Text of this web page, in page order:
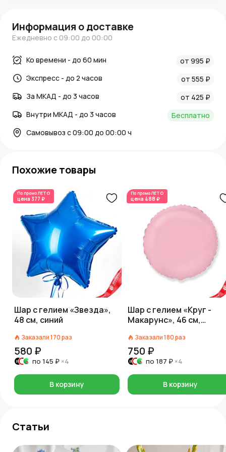
Информация о доставке
Ежедневно с 09:00 до 00:00
Ко времени - до 60 мин
от 995 ₽
Экспресс - до 2 часов
от 555 ₽
За МКАД - до 3 часов
от 425 ₽
Внутри МКАД - до 3 часов
Бесплатно
Самовывоз с 09:00 до 00:00 ч
Похожие товары
По промоЛЕТО
цена 377 ₽
Шар с гелием «Звезда»,
48 см, синий
Заказали170раз
580 ₽
по 145 ₽ ×4
В корзину
По промоЛЕТО
цена 488 ₽
Шар с гелием «Круг -
Макарунс», 46 см,
Заказали180раз
750 ₽
по 187 ₽ ×4
В корзину
Статьи